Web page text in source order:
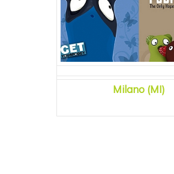
Milano (MI)